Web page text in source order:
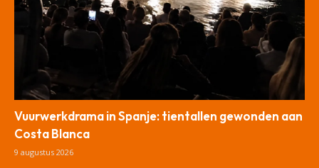
Vuurwerkdrama in Spanje: tientallen gewonden aan
Costa Blanca
9 augustus 2026